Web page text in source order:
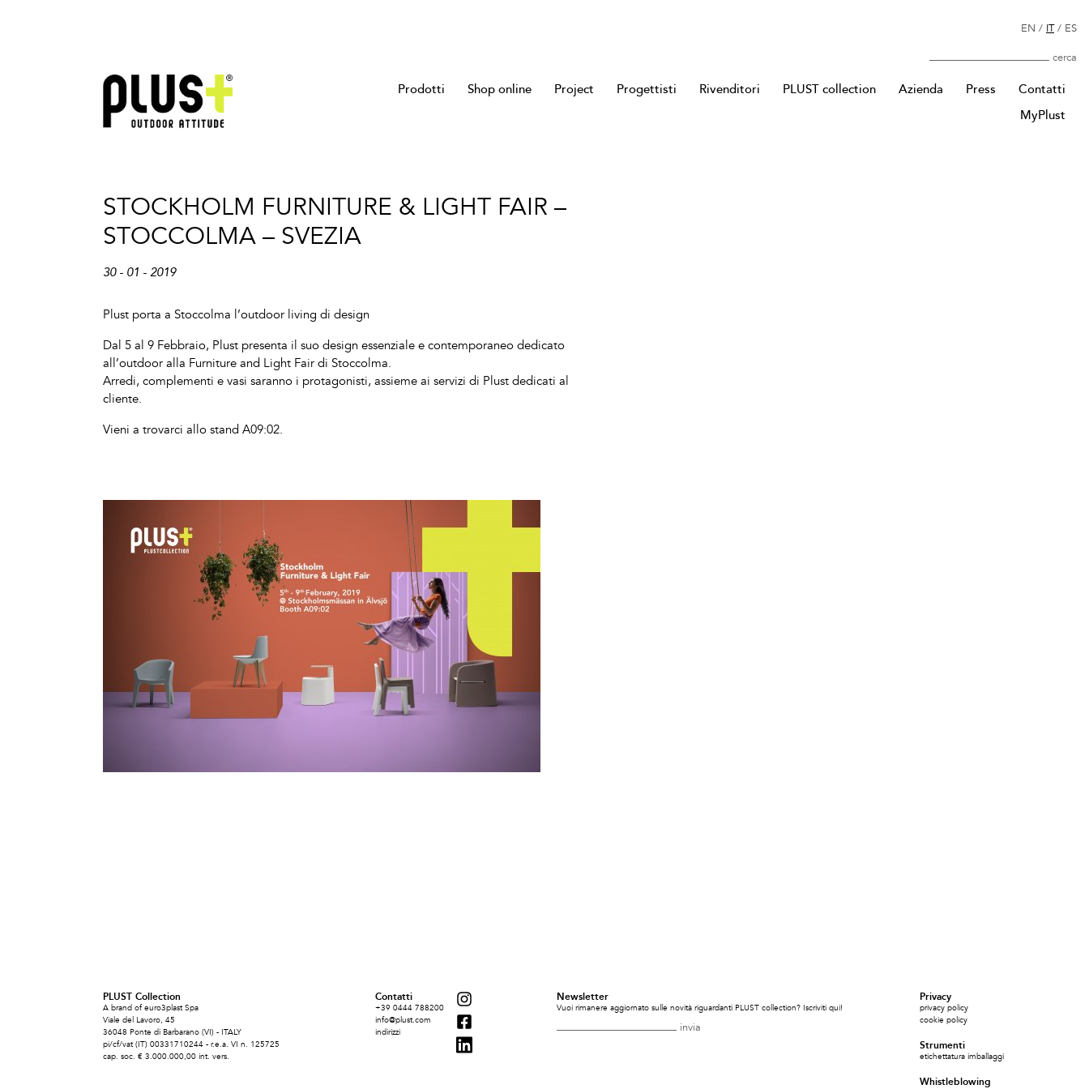
Prodotti Shop online Project Progettisti Rivenditori PLUST collection Azienda Press
Contatti
MyPlust
EN / IT/ ES
Cerca
STOCKHOLM FURNITURE & LIGHT FAIR –
STOCCOLMA – SVEZIA
30 - 01 - 2019
Plust porta a Stoccolma l’outdoor living di design
Dal 5 al 9 Febbraio, Plust presenta il suo design essenziale e contemporaneo dedicato
all’outdoor alla Furniture and Light Fair di Stoccolma.
Arredi, complementi e vasi saranno i protagonisti, assieme ai servizi di Plust dedicati al
cliente.
Vieni a trovarci allo stand A09:02.
PLUST Collection
A brand of euro3plast Spa
Viale del Lavoro, 45
36048 Ponte di Barbarano (VI) - ITALY
pi/cf/vat (IT) 00331710244 - r.e.a. VI n. 125725
cap. soc. € 3.000.000,00 int. vers.
Contatti
+39 0444 788200
info@plust.com
indirizzi
Newsletter
Vuoi rimanere aggiornato sulle novità riguardanti PLUST collection? Iscriviti qui!
Privacy
privacy policy
cookie policy
Strumenti
etichettatura imballaggi
Whistleblowing